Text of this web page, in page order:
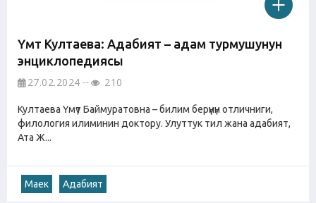
Үмүт Култаева: Адабият – адам турмушунун
энциклопедиясы
27.02.2024 210
Култаева Үмүт Баймуратовна – билим берүүнүн отличниги,
филология илиминин доктору. Улуттук тил жана адабият,
Ата Ж...
Маек Адабият